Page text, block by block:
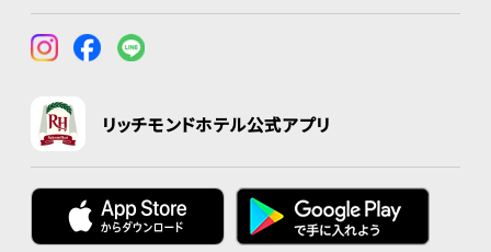
リッチモンドホテル公式アプリ